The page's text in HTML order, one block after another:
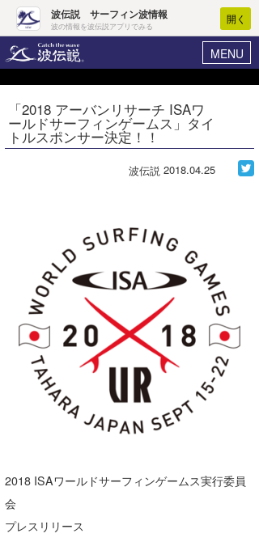
波伝説 サーフィン波情報
波の情報を波伝説アプリでみる
開く
MENU
ヘルプ マイホーム
ログイン
気象情報
ニュース
サーフィンエリアガイド
会員メニュー
今月のプレゼント
「2018 アーバンリサーチ ISAワ
ールドサーフィンゲームス」タイ
トルスポンサー決定！！
波伝説 2018.04.25
2018 ISAワールドサーフィンゲームス実行委員
会
プレスリリース
Core Surf Japan
コンテスト
ファッション/グッズ
トラベル
ショップ情報
ショップ情報
湘南
千葉北
千葉南
ウラナミ
お知らせ
その他
VOTE!
サーファーズ